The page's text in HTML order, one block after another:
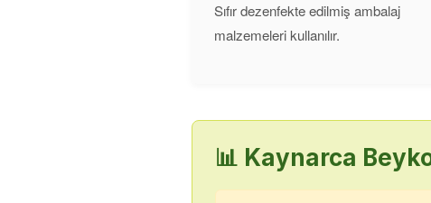
Sıfır dezenfekte edilmiş ambalaj
malzemeleri kullanılır.
📊 Kaynarca